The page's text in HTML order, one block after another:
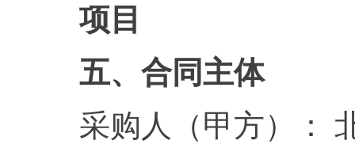
项目
五、合同主体
采购人（甲方）：